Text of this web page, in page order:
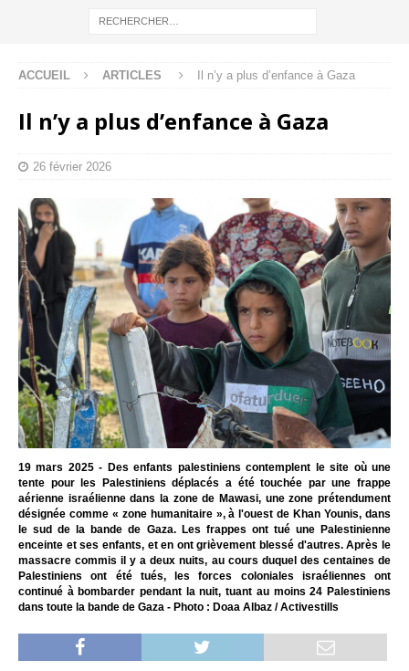
ACCUEIL ARTICLES Il n’y a plus d’enfance à Gaza
Il n’y a plus d’enfance à Gaza
26 février 2026
19 mars 2025 - Des enfants palestiniens contemplent le site où une
tente pour les Palestiniens déplacés a été touchée par une frappe
aérienne israélienne dans la zone de Mawasi, une zone prétendument
désignée comme « zone humanitaire », à l'ouest de Khan Younis, dans
le sud de la bande de Gaza. Les frappes ont tué une Palestinienne
enceinte et ses enfants, et en ont grièvement blessé d'autres. Après le
massacre commis il y a deux nuits, au cours duquel des centaines de
Palestiniens ont été tués, les forces coloniales israéliennes ont
continué à bombarder pendant la nuit, tuant au moins 24 Palestiniens
dans toute la bande de Gaza - Photo : Doaa Albaz / Activestills